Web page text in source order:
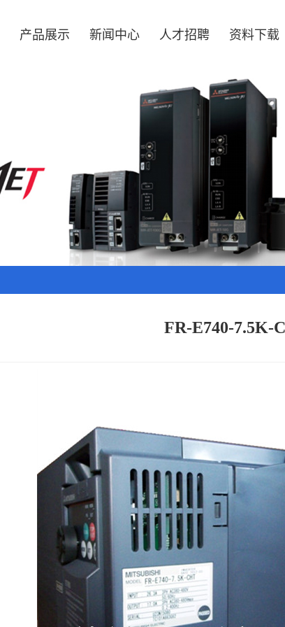
产品展示 新闻中心 人才招聘 资料下载
FR-E740-7.5K-